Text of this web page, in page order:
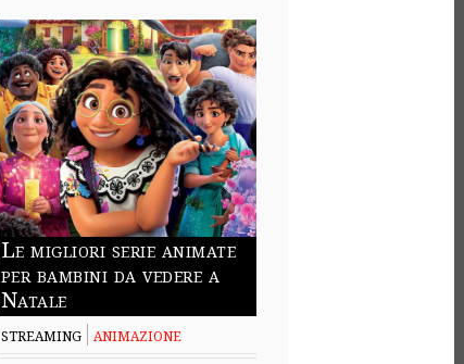
Le migliori serie animate
per bambini da vedere a
Natale
STREAMING ANIMAZIONE